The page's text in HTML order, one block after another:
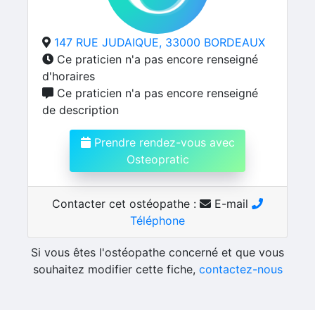
147 RUE JUDAIQUE, 33000 BORDEAUX
Ce praticien n'a pas encore renseigné
d'horaires
Ce praticien n'a pas encore renseigné
de description
Prendre rendez-vous avec
Osteopratic
Contacter cet ostéopathe :
E-mail
Téléphone
Si vous êtes l'ostéopathe concerné et que vous
souhaitez modifier cette fiche, contactez-nous